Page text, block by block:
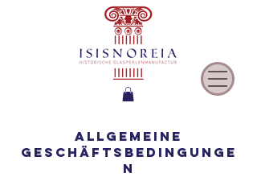
Allgemeine
Geschäftsbedingunge
n